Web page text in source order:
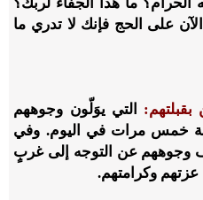
على الحج فإنك لا تدري ما
:
التي يوَلّون وجوههم
خمس مرات في اليوم. وفي
وجوههم عن التوجه إلى غربٍ
وكرامتهم.